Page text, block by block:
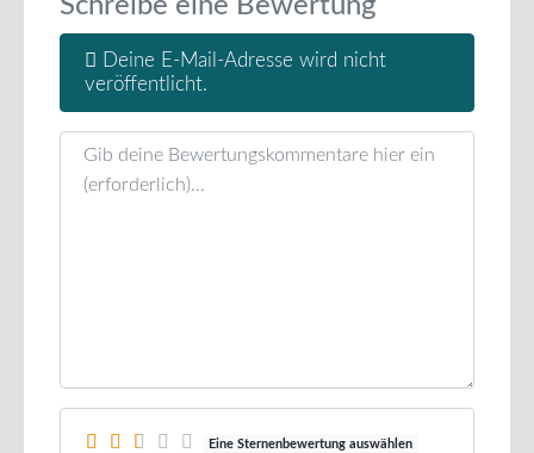
Deine E-Mail-Adresse wird nicht
veröffentlicht.
Rezensionstext
Eine Sternenbewertung auswählen